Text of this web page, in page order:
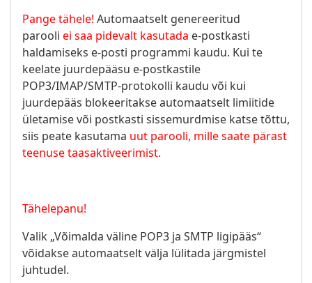
Pange tähele! Automaatselt genereeritud
parooli ei saa pidevalt kasutada e-postkasti
haldamiseks e-posti programmi kaudu. Kui te
keelate juurdepääsu e-postkastile
POP3/IMAP/SMTP-protokolli kaudu või kui
juurdepääs blokeeritakse automaatselt limiitide
ületamise või postkasti sissemurdmise katse tõttu,
siis peate kasutama uut parooli, mille saate pärast
teenuse taasaktiveerimist.
Tähelepanu!
Valik „Võimalda väline POP3 ja SMTP ligipääs“
võidakse automaatselt välja lülitada järgmistel
juhtudel.